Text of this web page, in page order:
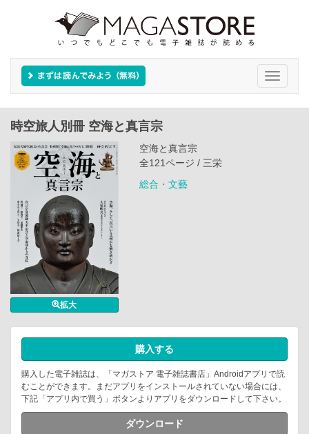
Toggle
時空旅人別冊 空海と真言宗
拡大
空海と真言宗
全121ページ / 三栄
総合・文藝
購入する
購入した電子雑誌は、「マガストア 電子雑誌書店」Androidアプリで読
むことができます。まだアプリをインストールされていない場合には、
下記「アプリ内で買う」ボタンよりアプリをダウンロードして下さい。
ダウンロード